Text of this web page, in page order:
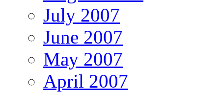
July 2007
June 2007
May 2007
April 2007